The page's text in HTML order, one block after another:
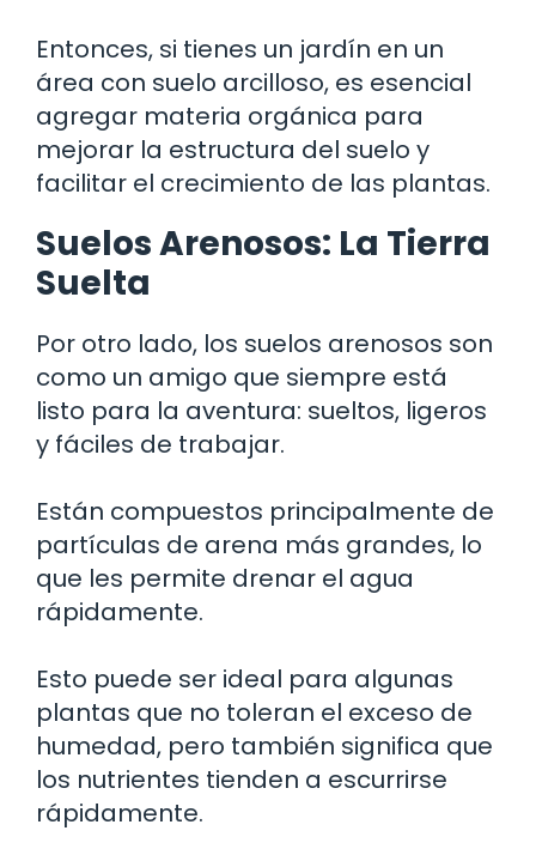
Entonces, si tienes un jardín en un
área con suelo arcilloso, es esencial
agregar materia orgánica para
mejorar la estructura del suelo y
facilitar el crecimiento de las plantas.
Suelos Arenosos: La Tierra
Suelta
Por otro lado, los suelos arenosos son
como un amigo que siempre está
listo para la aventura: sueltos, ligeros
y fáciles de trabajar.
Están compuestos principalmente de
partículas de arena más grandes, lo
que les permite drenar el agua
rápidamente.
Esto puede ser ideal para algunas
plantas que no toleran el exceso de
humedad, pero también significa que
los nutrientes tienden a escurrirse
rápidamente.